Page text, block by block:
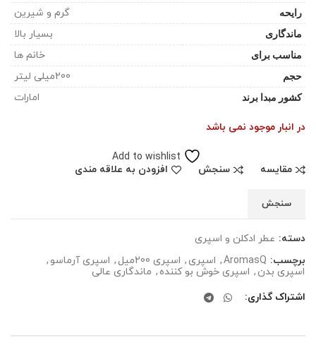
رایحه گرم و شیرین
ماندگاری بسیار بالا
مناسب برای خانم ها
حجم 200میلی لیتر
کشور مبدا برند امارات
در انبار موجود نمی باشد
Add to wishlist
مقایسه
سنجش افزودن به علاقه مندی
سنجش
دسته: عطر ادکلن و اسپری
برچسب: AromasQ
, اسپری , اسپری 200میل , اسپری آرماسو ,
اسپری بدن , اسپری خوش بو کننده , ماندگاری عالی
اشتراک گذاری